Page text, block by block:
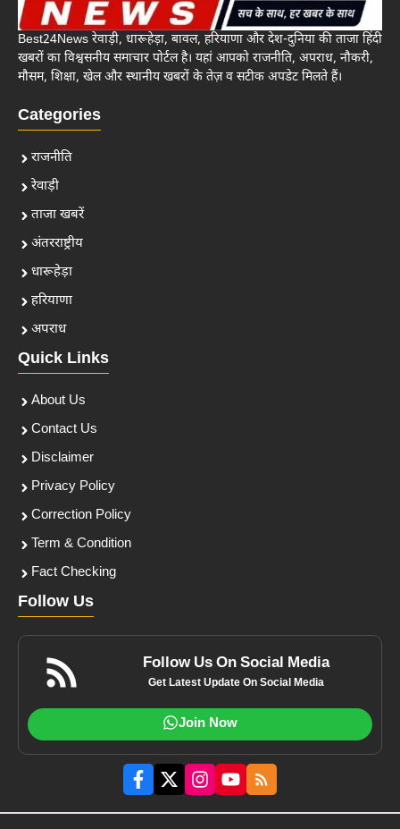
Best24News रेवाड़ी, धारूहेड़ा, बावल, हरियाणा और देश-दुनिया की ताजा हिंदी
खबरों का विश्वसनीय समाचार पोर्टल है। यहां आपको राजनीति, अपराध, नौकरी,
मौसम, शिक्षा, खेल और स्थानीय खबरों के तेज़ व सटीक अपडेट मिलते हैं।
Categories
राजनीति
रेवाड़ी
ताजा खबरें
अंतरराष्ट्रीय
धारूहेड़ा
हरियाणा
अपराध
Quick Links
About Us
Contact Us
Disclaimer
Privacy Policy
Correction Policy
Term & Condition
Fact Checking
Follow Us
Follow Us On Social Media
Get Latest Update On Social Media
Join Now